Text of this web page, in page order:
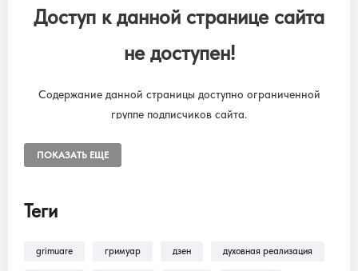
Доступ к данной странице сайта
не доступен!
Содержание данной страницы доступно ограниченной
группе подписчиков сайта.
“SUBSCRIPTION ONLINE LIBRARY GRIMUARE”
В разделеПомощь >Как оформить
ПОКАЗАТЬ ЕЩЕ
Теги
grimuare гримуар дзен духовная реализация